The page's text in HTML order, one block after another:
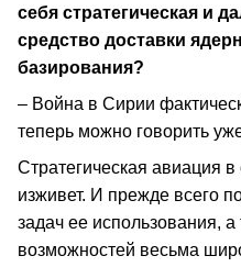
себя стратегическая и
средство доставки
базирования?
– Война в Сирии
теперь можно говорить
Стратегическая авиация
изживет. И прежде всего
задач ее использования, а
возможностей весьма